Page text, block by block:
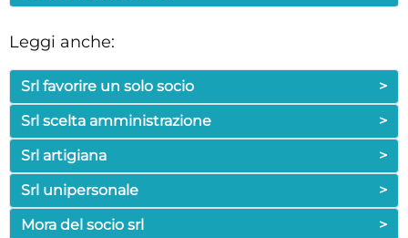
Leggi anche:
Srl favorire un solo socio
>
Srl scelta amministrazione
>
Srl artigiana
>
Srl unipersonale
>
Mora del socio srl
>